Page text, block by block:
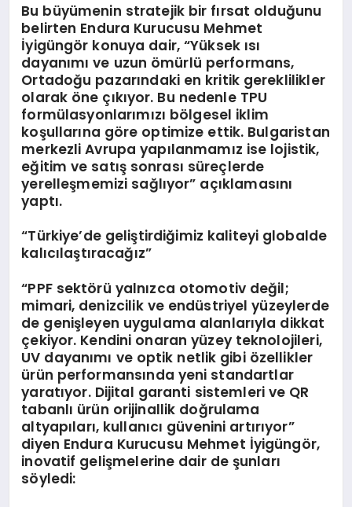
Bu büyümenin stratejik bir fırsat olduğunu
belirten Endura Kurucusu Mehmet
İyigüngör konuya dair, “Yüksek ısı
dayanımı ve uzun ömürlü performans,
Ortadoğu pazarındaki en kritik gereklilikler
olarak öne çıkıyor. Bu nedenle TPU
formülasyonlarımızı bölgesel iklim
koşullarına göre optimize ettik. Bulgaristan
merkezli Avrupa yapılanmamız ise lojistik,
eğitim ve satış sonrası süreçlerde
yerelleşmemizi sağlıyor” açıklamasını
yaptı.
“Türkiye’de geliştirdiğimiz kaliteyi globalde
kalıcılaştıracağız”
“PPF sektörü yalnızca otomotiv değil;
mimari, denizcilik ve endüstriyel yüzeylerde
de genişleyen uygulama alanlarıyla dikkat
çekiyor. Kendini onaran yüzey teknolojileri,
UV dayanımı ve optik netlik gibi özellikler
ürün performansında yeni standartlar
yaratıyor. Dijital garanti sistemleri ve QR
tabanlı ürün orijinallik doğrulama
altyapıları, kullanıcı güvenini artırıyor”
diyen Endura Kurucusu Mehmet İyigüngör,
inovatif gelişmelerine dair de şunları
söyledi: